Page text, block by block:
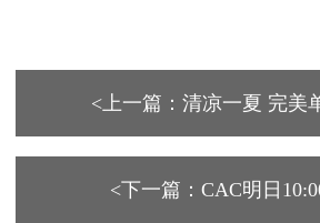
<上一篇：清凉一夏 完美
<下一篇：CAC明日